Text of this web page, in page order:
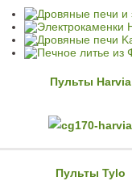
Пульты Harvia
Пульты Tylo